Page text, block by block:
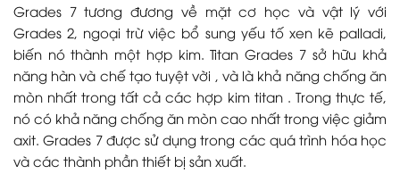
Grades 7 tương đương về mặt cơ học và vật lý với
Grades 2, ngoại trừ việc bổ sung yếu tố xen kẽ palladi,
biến nó thành một hợp kim. Titan Grades 7 sở hữu khả
năng hàn và chế tạo tuyệt vời , và là khả năng chống ăn
mòn nhất trong tất cả các hợp kim titan . Trong thực tế,
nó có khả năng chống ăn mòn cao nhất trong việc giảm
axit. Grades 7 được sử dụng trong các quá trình hóa học
và các thành phần thiết bị sản xuất.